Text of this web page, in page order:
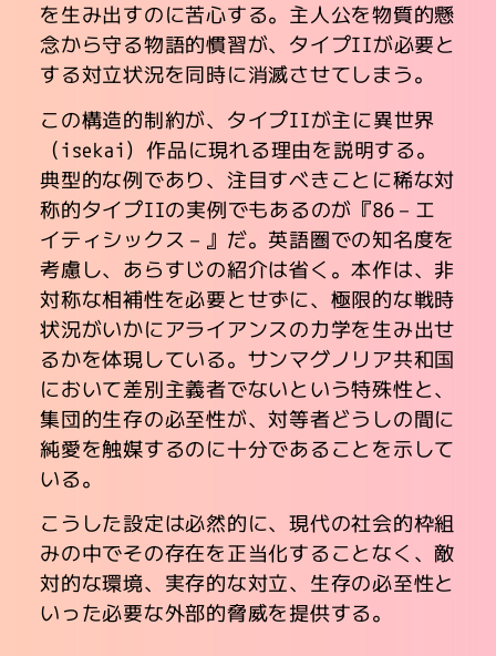
を生み出すのに苦心する。主人公を物質的懸
念から守る物語的慣習が、タイプIIが必要と
する対立状況を同時に消滅させてしまう。
この構造的制約が、タイプIIが主に異世界
（isekai）作品に現れる理由を説明する。
典型的な例であり、注目すべきことに稀な対
称的タイプIIの実例でもあるのが『86－エ
イティシックス－』だ。英語圏での知名度を
考慮し、あらすじの紹介は省く。本作は、非
対称な相補性を必要とせずに、極限的な戦時
状況がいかにアライアンスの力学を生み出せ
るかを体現している。サンマグノリア共和国
において差別主義者でないという特殊性と、
集団的生存の必至性が、対等者どうしの間に
純愛を触媒するのに十分であることを示して
いる。
こうした設定は必然的に、現代の社会的枠組
みの中でその存在を正当化することなく、敵
対的な環境、実存的な対立、生存の必至性と
いった必要な外部的脅威を提供する。